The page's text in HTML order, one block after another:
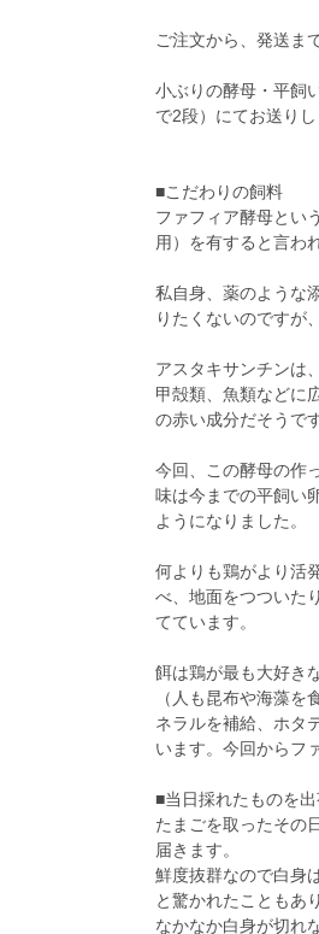
ご注文から、発送ま
小ぶりの酵母・平飼
で2段）にてお送りし
■こだわりの飼料
ファフィア酵母とい
用）を有すると言わ
私自身、薬のような
りたくないのですが
アスタキサンチンは
甲殻類、魚類などに
の赤い成分だそうです
今回、この酵母の作
味は今までの平飼い
ようになりました。
何よりも鶏がより活
べ、地面をつついた
てています。
餌は鶏が最も大好き
（人も昆布や海藻
ネラルを補給、ホタ
います。今回からフ
■当日採れたものを
たまごを取ったその
届きます。
鮮度抜群なので白身
と驚かれたこともあ
なかなか白身が切れ